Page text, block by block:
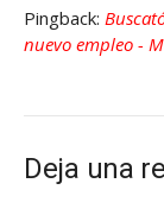
Pingback:
nuevo empleo -
Deja una